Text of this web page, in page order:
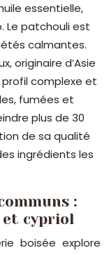
essentielle,
Le patchouli est
calmantes.
originaire d’Asie
complexe et
fumées et
plus de 30
de sa qualité
ingrédients les
:
et cypriol
boisée explore